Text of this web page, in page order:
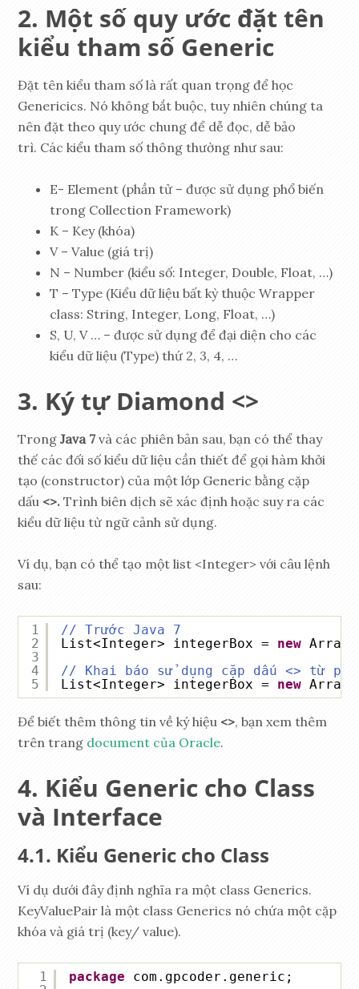
Một số quy ước đặt tên
kiểu tham số Generic
Đặt tên kiểu tham số là rất quan trọng để học
Genericics. Nó không bắt buộc, tuy nhiên chúng ta
nên đặt theo quy ước chung để dễ đọc, dễ bảo
trì. Các kiểu tham số thông thường như sau:
E- Element (phần tử – được sử dụng phổ biến
trong Collection Framework)
K – Key (khóa)
V – Value (giá trị)
N – Number (kiểu số: Integer, Double, Float, …)
T – Type (Kiểu dữ liệu bất kỳ thuộc Wrapper
class: String, Integer, Long, Float, …)
S, U, V … – được sử dụng để đại diện cho các
kiểu dữ liệu (Type) thứ 2, 3, 4, …
Ký tự Diamond <>
TrongJava 7và các phiên bản sau, bạn có thể thay
thế các đối số kiểu dữ liệu cần thiết để gọi hàm khởi
tạo (constructor) của một lớp Generic bằng cặp
dấu <>.Trình biên dịch sẽ xác định hoặc suy ra các
kiểu dữ liệu từ ngữ cảnh sử dụng.
Ví dụ, bạn có thể tạo một list <Integer> với câu lệnh
sau:
1
2
3
4
5
// Trước Java 7
List<Integer> integerBox = new
// Khai báo sử dụng cặp dấu <> từ
List<Integer> integerBox = new
Để biết thêm thông tin về ký hiệu <>, bạn xem thêm
trên trang document của Oracle.
Kiểu Generic cho Class
và Interface
Kiểu Generic cho Class
Ví dụ dưới đây định nghĩa ra một class Generics.
KeyValuePair là một class Generics nó chứa một cặp
khóa và giá trị (key/ value).
1
package com.gpcoder.generic;